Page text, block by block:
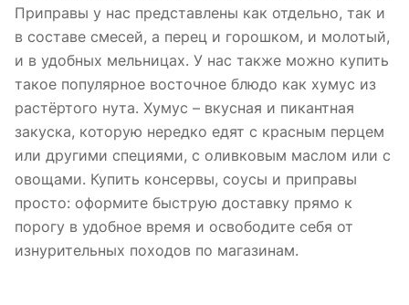
Приправы у нас представлены как отдельно, так и
в составе смесей, а перец и горошком, и молотый,
и в удобных мельницах. У нас также можно купить
такое популярное восточное блюдо как хумус из
растёртого нута. Хумус – вкусная и пикантная
закуска, которую нередко едят с красным перцем
или другими специями, с оливковым маслом или с
овощами. Купить консервы, соусы и приправы
просто: оформите быструю доставку прямо к
порогу в удобное время и освободите себя от
изнурительных походов по магазинам.